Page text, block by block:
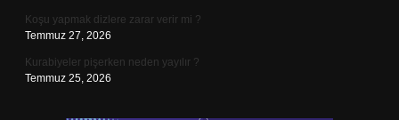
Koşu yapmak dizlere zarar verir mi ?
Temmuz 27, 2026
Kurabiyeler pişerken neden yayılır ?
Temmuz 25, 2026